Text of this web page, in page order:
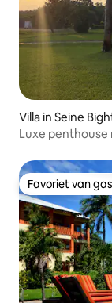
Villa in Seine
Luxe
Favoriet van
Favoriet van